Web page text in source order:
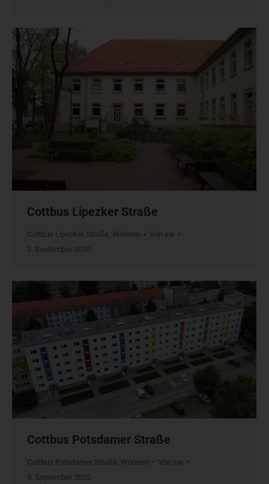
Cottbus Lipezker Straße
Cottbus Lipezker Straße, Wohnen Von sw
3. September 2020
Cottbus Potsdamer Straße
Cottbus Potsdamer Straße Wohnen Von sw
3. September 2020